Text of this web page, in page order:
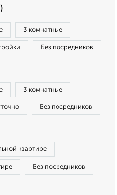
3‑комнатные
Без посредников
3‑комнатные
Без посредников
квартире
Без посредников